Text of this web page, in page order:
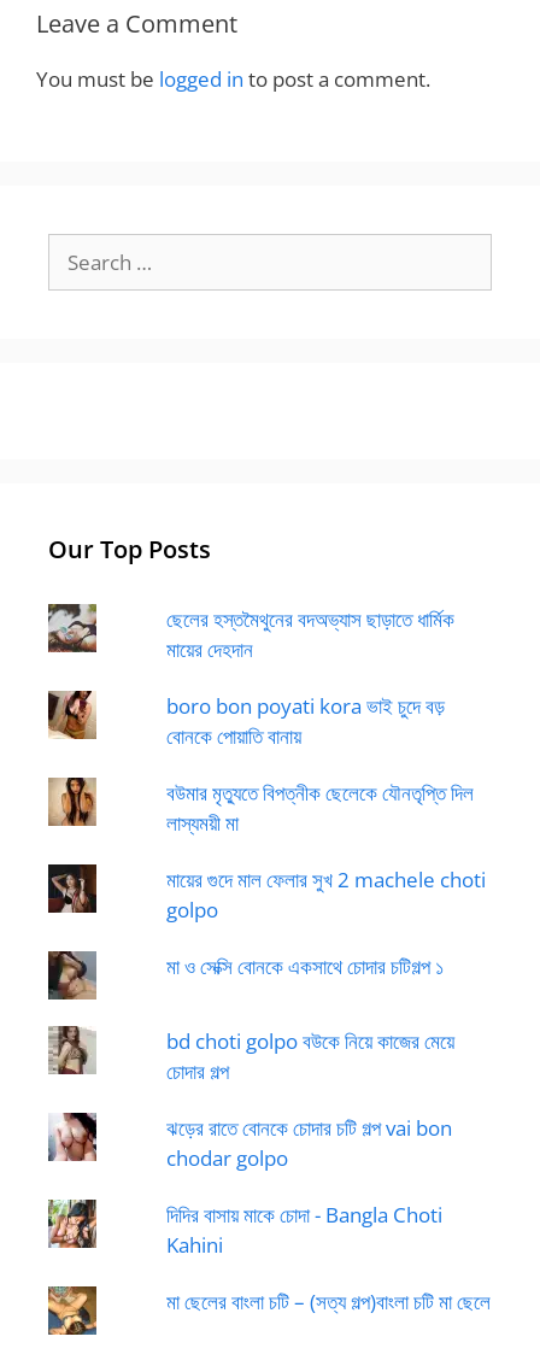
Leave a Comment
You must be logged in to post a comment.
for:
Our Top Posts
ছেলের হস্তমৈথুনের বদঅভ্যাস ছাড়াতে ধার্মিক
মায়ের দেহদান
boro bon poyati kora ভাই চুদে বড়
বোনকে পোয়াতি বানায়
বউমার মৃত্যুতে বিপত্নীক ছেলেকে যৌনতৃপ্তি দিল
লাস্যময়ী মা
মায়ের গুদে মাল ফেলার সুখ 2 machele choti
golpo
মা ও সেক্সি বোনকে একসাথে চোদার চটিগল্প ১
bd choti golpo বউকে নিয়ে কাজের মেয়ে
চোদার গল্প
ঝড়ের রাতে বোনকে চোদার চটি গল্প vai bon
chodar golpo
দিদির বাসায় মাকে চোদা - Bangla Choti
Kahini
মা ছেলের বাংলা চটি – (সত্য গল্প)বাংলা চটি মা ছেলে